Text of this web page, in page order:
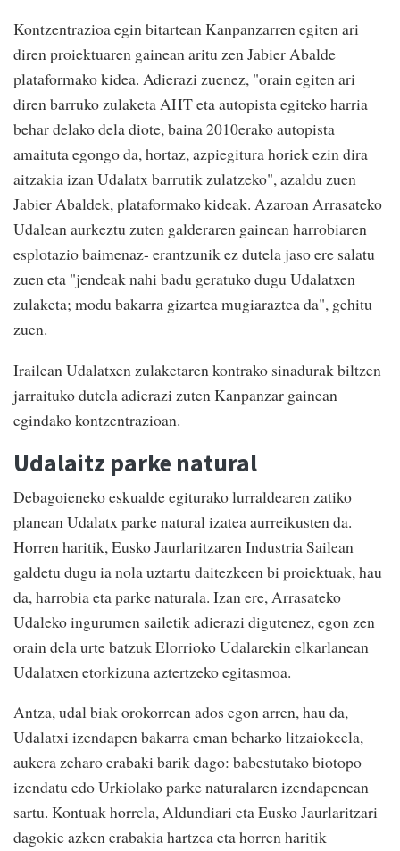
Kontzentrazioa egin bitartean Kanpanzarren egiten ari
diren proiektuaren gainean aritu zen Jabier Abalde
plataformako kidea. Adierazi zuenez, "orain egiten ari
diren barruko zulaketa AHT eta autopista egiteko harria
behar delako dela diote, baina 2010erako autopista
amaituta egongo da, hortaz, azpiegitura horiek ezin dira
aitzakia izan Udalatx barrutik zulatzeko", azaldu zuen
Jabier Abaldek, plataformako kideak. Azaroan Arrasateko
Udalean aurkeztu zuten galderaren gainean harrobiaren
esplotazio baimenaz- erantzunik ez dutela jaso ere salatu
zuen eta "jendeak nahi badu geratuko dugu Udalatxen
zulaketa; modu bakarra gizartea mugiaraztea da", gehitu
zuen.
Irailean Udalatxen zulaketaren kontrako sinadurak biltzen
jarraituko dutela adierazi zuten Kanpanzar gainean
egindako kontzentrazioan.
Udalaitz parke natural
Debagoieneko eskualde egiturako lurraldearen zatiko
planean Udalatx parke natural izatea aurreikusten da.
Horren haritik, Eusko Jaurlaritzaren Industria Sailean
galdetu dugu ia nola uztartu daitezkeen bi proiektuak, hau
da, harrobia eta parke naturala. Izan ere, Arrasateko
Udaleko ingurumen sailetik adierazi digutenez, egon zen
orain dela urte batzuk Elorrioko Udalarekin elkarlanean
Udalatxen etorkizuna aztertzeko egitasmoa.
Antza, udal biak orokorrean ados egon arren, hau da,
Udalatxi izendapen bakarra eman beharko litzaiokeela,
aukera zeharo erabaki barik dago: babestutako biotopo
izendatu edo Urkiolako parke naturalaren izendapenean
sartu. Kontuak horrela, Aldundiari eta Eusko Jaurlaritzari
dagokie azken erabakia hartzea eta horren haritik